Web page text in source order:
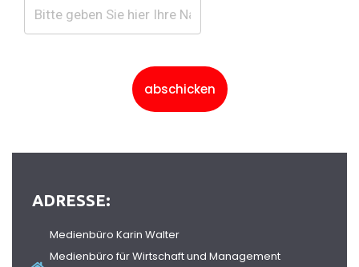
abschicken
ADRESSE:
Medienbüro Karin Walter
Medienbüro für Wirtschaft und Management